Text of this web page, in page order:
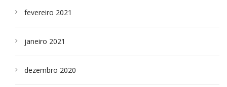
fevereiro 2021
janeiro 2021
dezembro 2020